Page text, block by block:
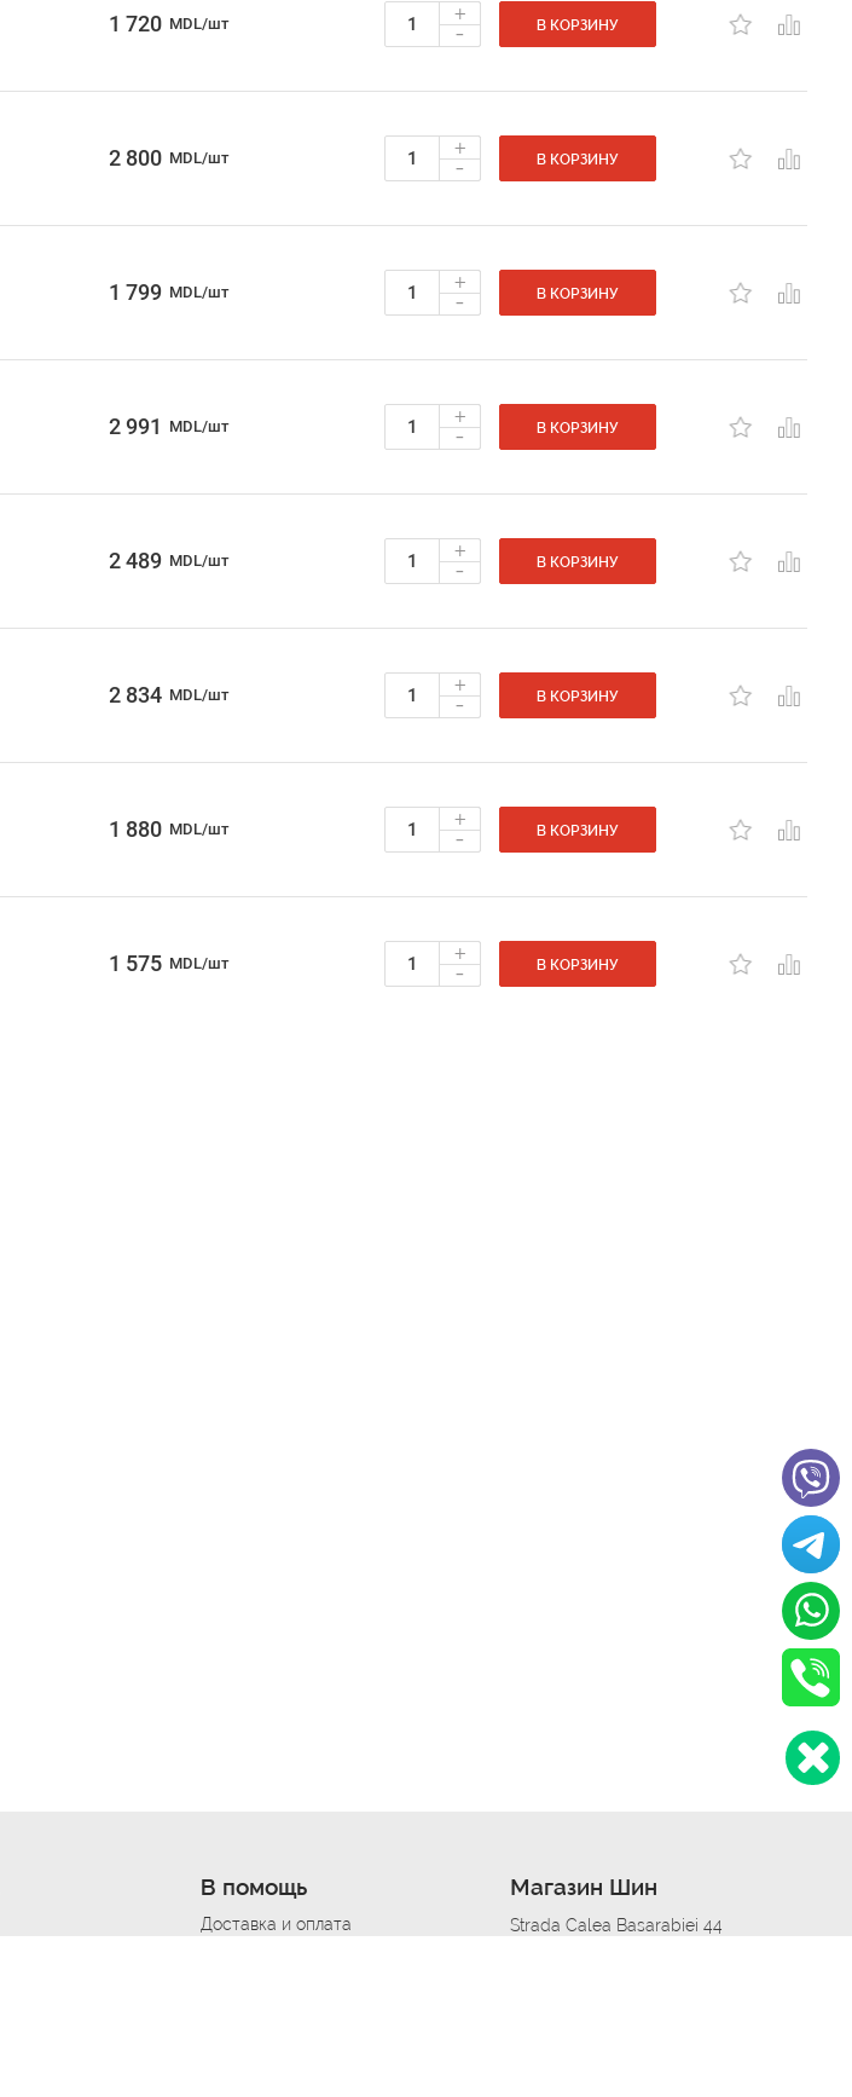
1 720 MDL/шт +
- В КОРЗИНУ
2 800 MDL/шт +
- В КОРЗИНУ
1 799 MDL/шт +
- В КОРЗИНУ
2 991 MDL/шт +
- В КОРЗИНУ
2 489 MDL/шт +
- В КОРЗИНУ
2 834 MDL/шт +
- В КОРЗИНУ
1 880 MDL/шт +
- В КОРЗИНУ
1 575 MDL/шт +
- В КОРЗИНУ
В помощь
Доставка и оплата
Магазин Шин
Strada Calea Basarabiei 44